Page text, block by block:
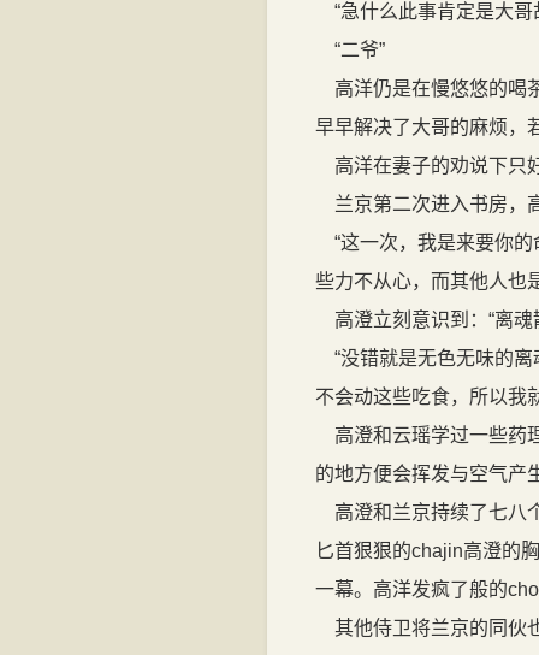
“急什么此事肯定是大哥
“二爷”
高洋仍是在慢悠悠的喝
早早解决了大哥的麻烦，
高洋在妻子的劝说下只
兰京第二次进入书房，
“这一次，我是来要你的
些力不从心，而其他人也
高澄立刻意识到：“离魂
“没错就是无色无味的
不会动这些吃食，所以我
高澄和云瑶学过一些药
的地方便会挥发与空气产
高澄和兰京持续了七八
匕首狠狠的chajin高澄的
一幕。高洋发疯了般的
其他侍卫将兰京的同伙